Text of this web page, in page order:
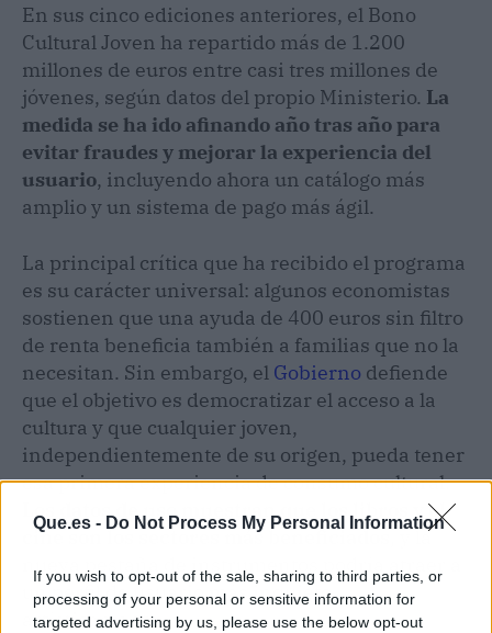
Que.es - Do Not Process My Personal Information
If you wish to opt-out of the sale, sharing to third parties, or
processing of your personal or sensitive information for
targeted advertising by us, please use the below opt-out
En sus cinco ediciones anteriores, el Bono
Cultural Joven ha repartido más de 1.200
millones de euros entre casi tres millones de
jóvenes, según datos del propio Ministerio. La
medida se ha ido afinando año tras año para
evitar fraudes y mejorar la experiencia del
usuario, incluyendo ahora un catálogo más
amplio y un sistema de pago más ágil.
La principal crítica que ha recibido el programa
es su carácter universal: algunos economistas
sostienen que una ayuda de 400 euros sin filtro
de renta beneficia también a familias que no la
necesitan. Sin embargo, el Gobierno defiende
que el objetivo es democratizar el acceso a la
cultura y que cualquier joven,
independientemente de su origen, pueda tener
esa primera experiencia de consumo cultural.
Los datos de uso muestran que los libros y el
cine son los sectores más beneficiados, y la
nueva pestaña de instrumentos podría atraer a
un perfil de usuario más inquieto
artísticamente.